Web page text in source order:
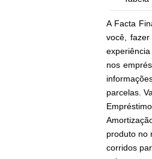
A Facta
você,
nos
parcelas.
produto no
corridos